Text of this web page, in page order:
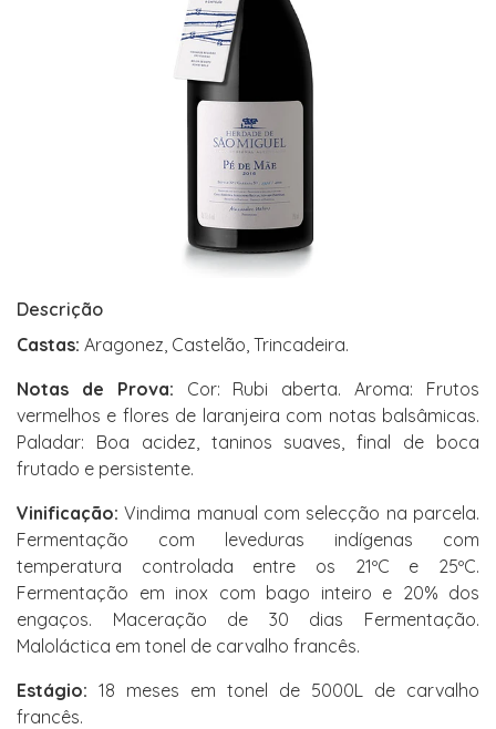
Descrição
Castas: Aragonez, Castelão, Trincadeira.
Notas de Prova: Cor: Rubi aberta. Aroma: Frutos
vermelhos e flores de laranjeira com notas balsâmicas.
Paladar: Boa acidez, taninos suaves, final de boca
frutado e persistente.
Vinificação:Vindima manual com selecção na parcela.
Fermentação com leveduras indígenas com
temperatura controlada entre os 21ºC e 25ºC.
Fermentação em inox com bago inteiro e 20% dos
engaços. Maceração de 30 dias Fermentação.
Maloláctica em tonel de carvalho francês.
Estágio: 18 meses em tonel de 5000L de carvalho
francês.